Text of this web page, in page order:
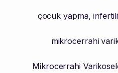
çocuk yapma,
mikrocerrahi
Mikrocerrahi